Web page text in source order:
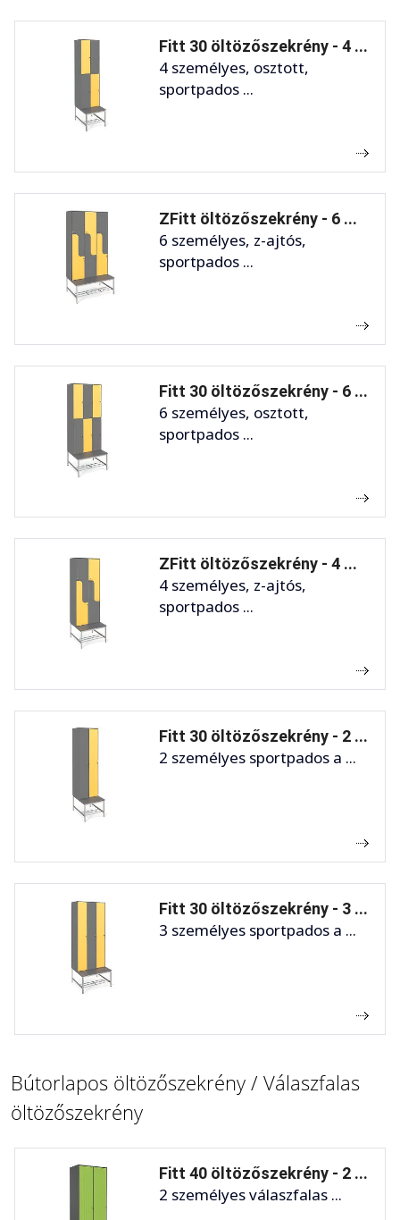
Fitt 30 öltözőszekrény - 4 ...
4 személyes, osztott,
sportpados ...
ZFitt öltözőszekrény - 6 ...
6 személyes, z-ajtós,
sportpados ...
Fitt 30 öltözőszekrény - 6 ...
6 személyes, osztott,
sportpados ...
ZFitt öltözőszekrény - 4 ...
4 személyes, z-ajtós,
sportpados ...
Fitt 30 öltözőszekrény - 2 ...
2 személyes sportpados a ...
Fitt 30 öltözőszekrény - 3 ...
3 személyes sportpados a ...
Bútorlapos öltözőszekrény / Válaszfalas
öltözőszekrény
Fitt 40 öltözőszekrény - 2 ...
2 személyes válaszfalas ...